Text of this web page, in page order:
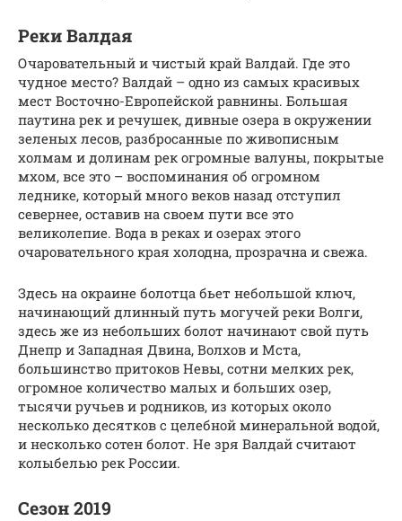
Реки Валдая
Очаровательный и чистый край Валдай. Где это
чудное место? Валдай – одно из самых красивых
мест Восточно-Европейской равнины. Большая
паутина рек и речушек, дивные озера в окружении
зеленых лесов, разбросанные по живописным
холмам и долинам рек огромные валуны, покрытые
мхом, все это – воспоминания об огромном
леднике, который много веков назад отступил
севернее, оставив на своем пути все это
великолепие. Вода в реках и озерах этого
очаровательного края холодна, прозрачна и свежа.
Здесь на окраине болотца бьет небольшой ключ,
начинающий длинный путь могучей реки Волги,
здесь же из небольших болот начинают свой путь
Днепр и Западная Двина, Волхов и Мста,
большинство притоков Невы, сотни мелких рек,
огромное количество малых и больших озер,
тысячи ручьев и родников, из которых около
несколько десятков с целебной минеральной водой,
и несколько сотен болот. Не зря Валдай считают
колыбелью рек России.
Сезон 2019